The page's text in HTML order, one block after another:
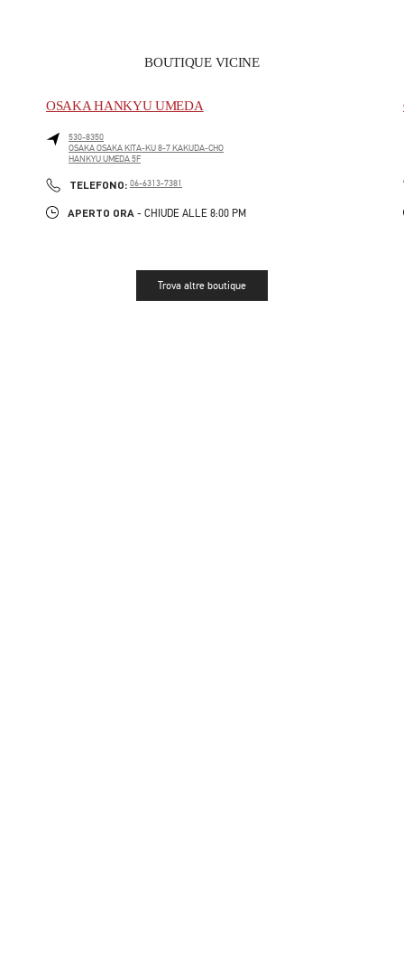
BOUTIQUE VICINE
OSAKA HANKYU UMEDA
530-8350
OSAKAOSAKA KITA-KU8-7 KAKUDA-CHO
HANKYU UMEDA 5F
TELEFONO: PHONE
06-6313-7381
APERTO ORA - CHIUDE ALLE 8:00 PM
Trova altre boutique